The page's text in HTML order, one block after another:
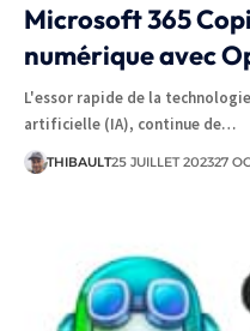
Microsoft 365
numérique avec
L'essor rapide de la
artificielle (IA), continue de…
THIBAULT25 JUILLET 202327